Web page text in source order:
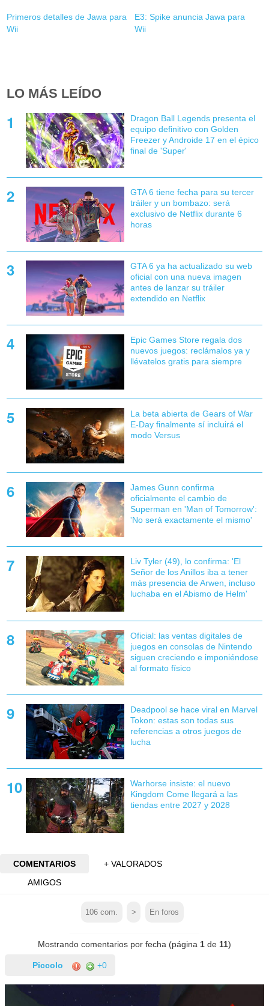
Primeros detalles de Jawa para
Wii
E3: Spike anuncia Jawa para
Wii
LO MÁS LEÍDO
Dragon Ball Legends presenta el
equipo definitivo con Golden
Freezer y Androide 17 en el épico
final de 'Super'
GTA 6 tiene fecha para su tercer
tráiler y un bombazo: será
exclusivo de Netflix durante 6
horas
GTA 6 ya ha actualizado su web
oficial con una nueva imagen
antes de lanzar su tráiler
extendido en Netflix
Epic Games Store regala dos
nuevos juegos: reclámalos ya y
llévatelos gratis para siempre
La beta abierta de Gears of War
E-Day finalmente sí incluirá el
modo Versus
James Gunn confirma
oficialmente el cambio de
Superman en 'Man of Tomorrow':
'No será exactamente el mismo'
Liv Tyler (49), lo confirma: 'El
Señor de los Anillos iba a tener
más presencia de Arwen, incluso
luchaba en el Abismo de Helm'
Oficial: las ventas digitales de
juegos en consolas de Nintendo
siguen creciendo e imponiéndose
al formato físico
Deadpool se hace viral en Marvel
Tokon: estas son todas sus
referencias a otros juegos de
lucha
Warhorse insiste: el nuevo
Kingdom Come llegará a las
tiendas entre 2027 y 2028
COMENTARIOS
+ VALORADOS
AMIGOS
106 com. > En foros
Mostrando comentarios por fecha (página 1 de 11)
Piccolo +0